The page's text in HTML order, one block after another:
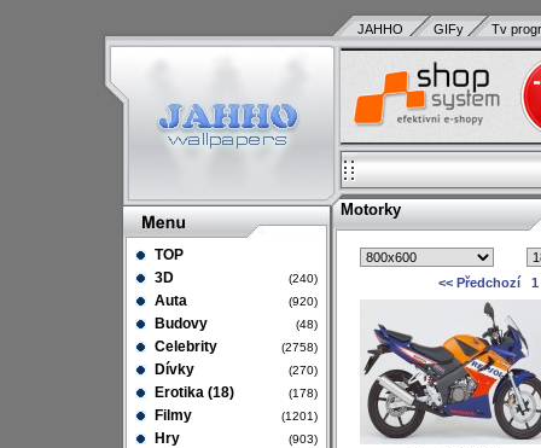
TOP
3D
(240)
Auta (920)
Budovy (48)
Celebrity (2758)
Dívky (270)
Erotika (18) (178)
Filmy (1201)
Hry (903)
JAHHO GIFy Tv
Motorky
<< Předchozí 1